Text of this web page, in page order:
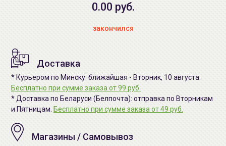
0.00 руб.
закончился
Доставка
* Курьером по Минску: ближайшая - Вторник, 10 августа.
Бесплатно при сумме заказа от 99 руб.
* Доставка по Беларуси (Белпочта): отправка по Вторникам
и Пятницам. Бесплатно при сумме заказа от 49 руб.
Магазины / Самовывоз